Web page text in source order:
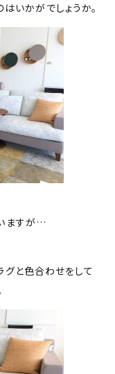
いかがでしょうか。
ますが…
グと色合わせをして